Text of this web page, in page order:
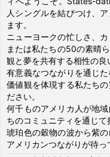
人シングルを結びつけ、
ます。
ニューヨークの忙しさ、
または私たちの50の素晴
観と夢を共有する相性の良
有意義なつながりを通じ
価値観を体現する私たち
ださい。
何千ものアメリカ人が地
ちのコミュニティを通じて
琥珀色の穀物の波から紫
アメリカンつながりが待っ